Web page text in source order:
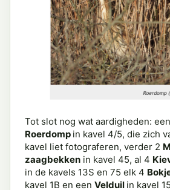
Tot slot nog wat aardigheden:
Roerdomp in kavel 4/5, die zich
kavel liet fotograferen, verder 2
zaagbekken in kavel 45, al 4
in de kavels 13S en 75 elk 4
kavel 1B en een Velduil in kavel